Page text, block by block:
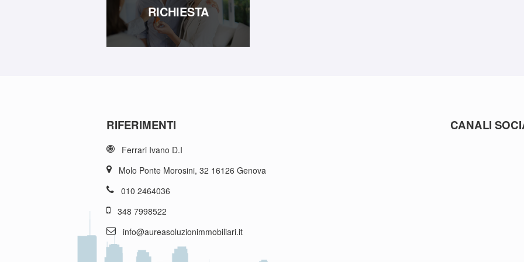
RICHIESTA
RIFERIMENTI
Ferrari Ivano D.I
Molo Ponte Morosini, 32 16126 Genova
010 2464036
348 7998522
info@aureasoluzionimmobiliari.it
CANALI